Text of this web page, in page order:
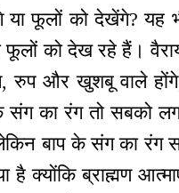
या फूलों को देखेंगे?
फूलों को देख रहे हैं।
और खुशबू वाले
का रंग तो सबको लग
लेकिन बाप के संग का
है क्योंकि ब्राह्मण